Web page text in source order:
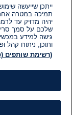
ייתכן שייעשה
תמיכה במטרה
יהיה מדויק עד
שלכם על סמך
גישה למידע
ותוכן, ניתוח קהל
(רשימת שותפים